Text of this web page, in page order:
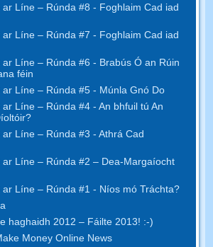
Líne – Rúnda #8 - Foghlaim Cad iad
Líne – Rúnda #7 - Foghlaim Cad iad
Líne – Rúnda #6 - Brabús Ó an Rúin
féin
Líne – Rúnda #5 - Múnla Gnó Do
Líne – Rúnda #4 - An bhfuil tú An
Líne – Rúnda #3 - Athrá Cad
Líne – Rúnda #2 – Dea-Margaíocht
Líne – Rúnda #1 - Níos mó Tráchta?
haghaidh 2012 – Fáilte 2013! :-)
Money Online News